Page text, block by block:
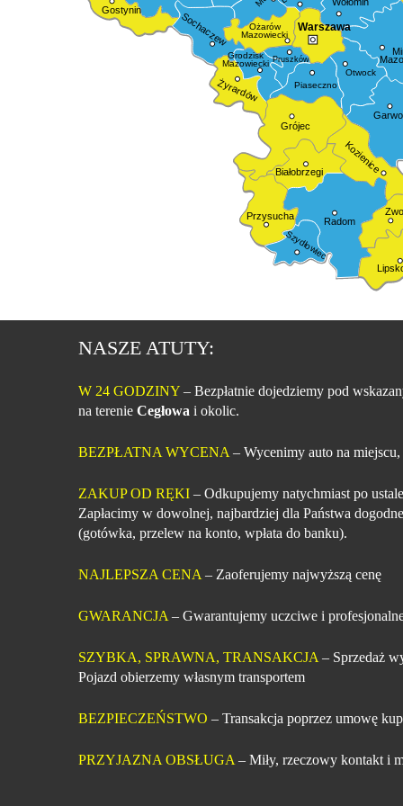
Gostynin
Sochaczew
Żyrardów
Grodzisk
Mazowiecki
Piaseczno
Pruszków
Otwock
Grójec
Białobrzegi
Radom
Przysucha
Szydłowiec
Kozienice
Ożarów
Mazowiecki
Warszawa
NASZE ATUTY:
W 24 GODZINY – Bezpłatnie dojedziemy pod
na terenie Cegłowa i okolic.
BEZPŁATNA WYCENA – Wycenimy auto na
ZAKUP OD RĘKI – Odkupujemy natychmiast po
Zapłacimy w dowolnej, najbardziej dla Państwa
(gotówka, przelew na konto, wpłata do banku).
NAJLEPSZA CENA – Zaoferujemy najwyższą cenę
GWARANCJA – Gwarantujemy uczciwe i
SZYBKA, SPRAWNA, TRANSAKCJA – Sprzedaż
Pojazd obierzemy własnym transportem
BEZPIECZEŃSTWO – Transakcja poprzez umowę
PRZYJAZNA OBSŁUGA – Miły, rzeczowy kontakt i